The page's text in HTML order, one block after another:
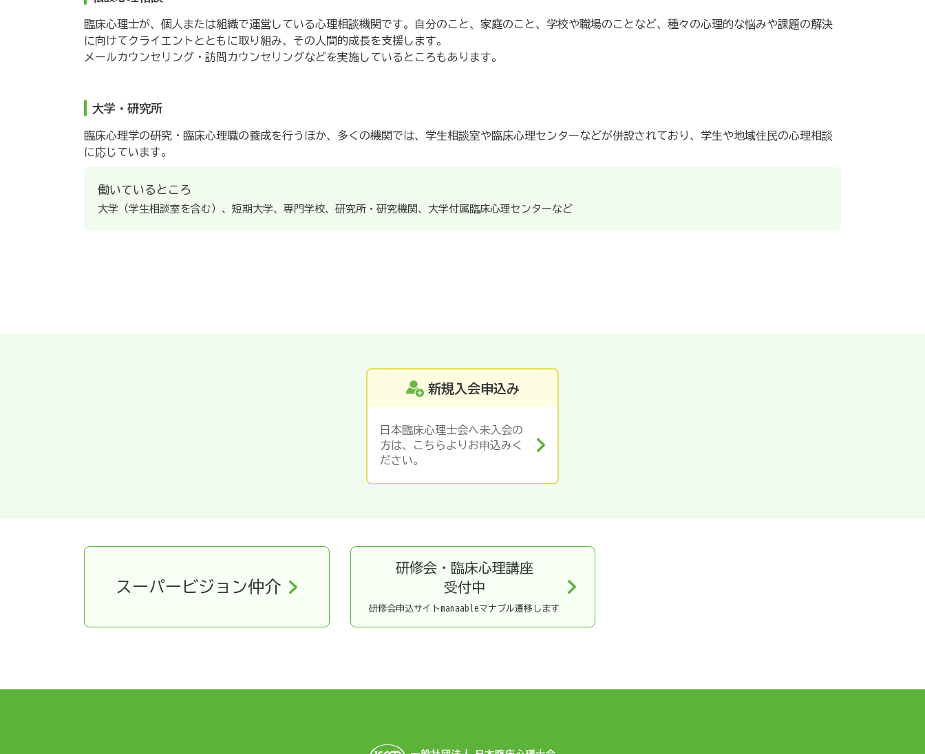
臨床心理士が、個人または組織で運営している心理相談機関です。自分のこと、家庭のこと、学校や職場のことなど、種々の心理的な悩みや課題の解決
に向けてクライエントとともに取り組み、その人間的成長を支援します。
メールカウンセリング・訪問カウンセリングなどを実施しているところもあります。
大学・研究所
臨床心理学の研究・臨床心理職の養成を行うほか、多くの機関では、学生相談室や臨床心理センターなどが併設されており、学生や地域住民の心理相談
に応じています。
働いているところ
大学（学生相談室を含む）、短期大学、専門学校、研究所・研究機関、大学付属臨床心理センターなど
新規入会申込み
日本臨床心理士会へ未入会の
方は、こちらよりお申込みく
ださい。
スーパービジョン仲介
研修会・臨床心理講座
受付中
研修会申込サイトmanaableマナブル遷移します